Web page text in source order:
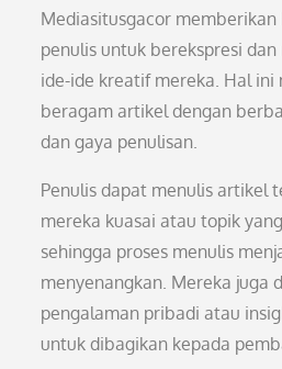
Mediasitusgacor memberikan
penulis untuk berekspresi
ide-ide kreatif mereka. Hal ini
beragam artikel dengan
dan gaya penulisan.
Penulis dapat menulis artikel
mereka kuasai atau topik
sehingga proses menulis
menyenangkan. Mereka juga
pengalaman pribadi atau
untuk dibagikan kepada